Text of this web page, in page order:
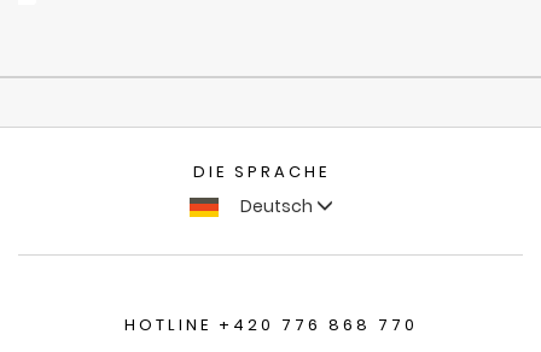
DIE SPRACHE
Deutsch
HOTLINE +420 776 868 770